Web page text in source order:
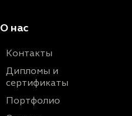
О нас
Контакты
Дипломы и
сертификаты
Портфолио